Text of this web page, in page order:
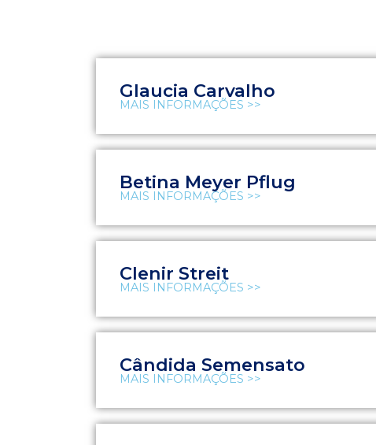
Glaucia Carvalho
MAIS INFORMAÇÕES >>
Betina Meyer Pflug
MAIS INFORMAÇÕES >>
Clenir Streit
MAIS INFORMAÇÕES >>
Cândida Semensato
MAIS INFORMAÇÕES >>